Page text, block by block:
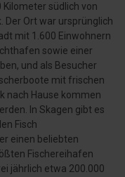
Kilometer südlich von
Ort war ursprünglich
mit 1.600 Einwohnern
sowie einer
und als Besucher
mit frischen
nach Hause kommen
In Skagen gibt es
Fisch
einen beliebten
Fischereihafen
jährlich etwa 200.000